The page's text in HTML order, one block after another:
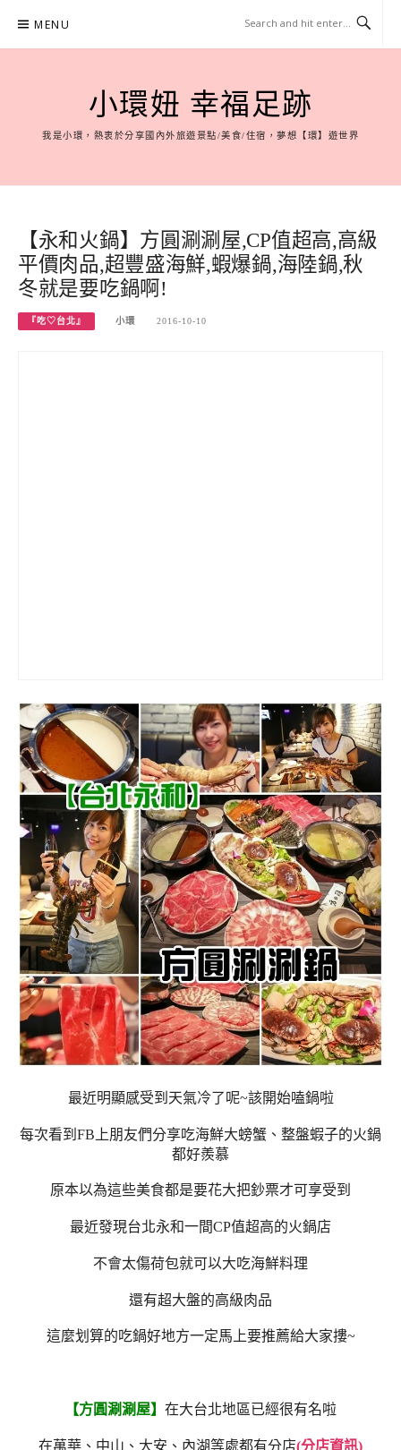
content
MENU
小環妞 幸福足跡
我是小環，熱衷於分享國內外旅遊景點/美食/住宿，夢想【環】遊世界
【永和火鍋】方圓涮涮屋,CP值超高,高級
平價肉品,超豐盛海鮮,蝦爆鍋,海陸鍋,秋
冬就是要吃鍋啊!
『吃♡台北』 小環 2016-10-10
最近明顯感受到天氣冷了呢~該開始嗑鍋啦
每次看到FB上朋友們分享吃海鮮大螃蟹、整盤蝦子的火鍋
都好羨慕
原本以為這些美食都是要花大把鈔票才可享受到
最近發現台北永和一間CP值超高的火鍋店
不會太傷荷包就可以大吃海鮮料理
還有超大盤的高級肉品
這麼划算的吃鍋好地方一定馬上要推薦給大家摟~
【方圓涮涮屋】 在大台北地區已經很有名啦
在萬華、中山、大安、內湖等處都有分店(分店資訊)